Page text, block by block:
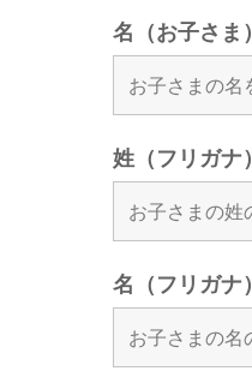
名（お子さま）
姓（フリガナ）
名（フリガナ）